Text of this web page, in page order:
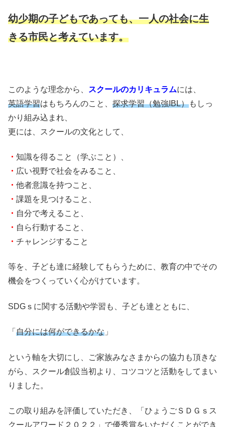
幼少期の子どもであっても、一人の社会に生
きる市民と考えています。
このような理念から、 スクールのカリキュラムには、
英語学習はもちろんのこと、 探求学習（勉強IBL）もしっ
かり組み込まれ、
更には、スクールの文化として、
・ 知識を得ること（学ぶこと）、
・ 広い視野で社会をみること、
・ 他者意識を持つこと、
・ 課題を見つけること、
・ 自分で考えること、
・ 自ら行動すること、
・ チャレンジすること
等を、子ども達に経験してもらうために、教育の中でその
機会をつくっていく心がけています。
SDGｓに関する活動や学習も、子ども達とともに、
「 自分には何ができるかな 」
という軸を大切にし、ご家族みなさまからの協力も頂きな
がら、スクール創設当初より、コツコツと活動をしてまい
りました。
この取り組みを評価していただき、「ひょうごＳＤＧｓス
クールアワード２０２２」で優秀賞をいただくことができ